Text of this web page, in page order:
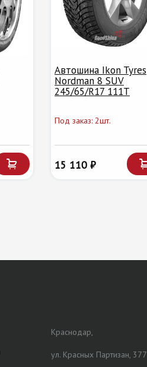
Автошина Ikon Tyres
Nordman 8 SUV
245/65/R17 111T
Под заказ: 2шт.
15 110 ₽
Краснодар,
ул. Красных Партизан, 377